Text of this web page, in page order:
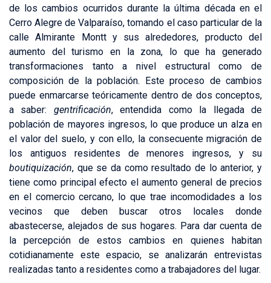
de los cambios ocurridos durante la última década en el
Cerro Alegre de Valparaíso, tomando el caso particular de la
calle Almirante Montt y sus alrededores, producto del
aumento del turismo en la zona, lo que ha generado
transformaciones tanto a nivel estructural como de
composición de la población. Este proceso de cambios
puede enmarcarse teóricamente dentro de dos conceptos,
a saber: gentrificación, entendida como la llegada de
población de mayores ingresos, lo que produce un alza en
el valor del suelo, y con ello, la consecuente migración de
los antiguos residentes de menores ingresos, y su
boutiquización, que se da como resultado de lo anterior, y
tiene como principal efecto el aumento general de precios
en el comercio cercano, lo que trae incomodidades a los
vecinos que deben buscar otros locales donde
abastecerse, alejados de sus hogares. Para dar cuenta de
la percepción de estos cambios en quienes habitan
cotidianamente este espacio, se analizarán entrevistas
realizadas tanto a residentes como a trabajadores del lugar.